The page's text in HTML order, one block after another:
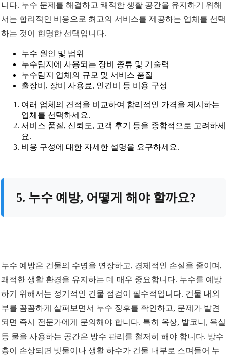
니다. 누수 문제를 해결하고 쾌적한 생활 공간을 유지하기 위해
서는 합리적인 비용으로 최고의 서비스를 제공하는 업체를 선택
하는 것이 현명한 선택입니다.
누수 원인 및 범위
누수탐지에 사용되는 장비 종류 및 기술력
누수탐지 업체의 규모 및 서비스 품질
출장비, 장비 사용료, 인건비 등 비용 구성
여러 업체의 견적을 비교하여 합리적인 가격을 제시하는
업체를 선택하세요.
서비스 품질, 신뢰도, 고객 후기 등을 종합적으로 고려하세
요.
비용 구성에 대한 자세한 설명을 요구하세요.
5. 누수 예방, 어떻게 해야 할까요?
누수 예방은 건물의 수명을 연장하고, 경제적인 손실을 줄이며,
쾌적한 생활 환경을 유지하는 데 매우 중요합니다. 누수를 예방
하기 위해서는 정기적인 건물 점검이 필수적입니다. 건물 내외
부를 꼼꼼하게 살펴보면서 누수 징후를 확인하고, 문제가 발견
되면 즉시 전문가에게 문의해야 합니다. 특히 옥상, 발코니, 욕실
등 물을 사용하는 공간은 방수 관리를 철저히 해야 합니다. 방수
층이 손상되면 빗물이나 생활 하수가 건물 내부로 스며들어 누